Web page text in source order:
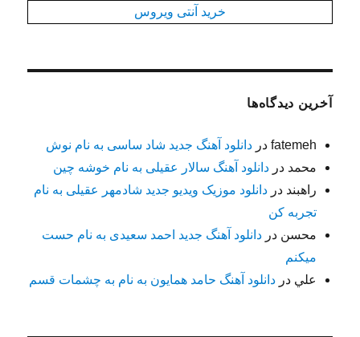
خرید آنتی ویروس
آخرین دیدگاه‌ها
fatemeh دردانلود آهنگ جدید شاد ساسی به نام نوش
محمد دردانلود آهنگ سالار عقیلی به نام خوشه چین
راهبند دردانلود موزیک ویدیو جدید شادمهر عقیلی به نام
تجربه کن
محسن دردانلود آهنگ جدید احمد سعیدی به نام حست
میکنم
علي دردانلود آهنگ حامد همایون به نام به چشمات قسم